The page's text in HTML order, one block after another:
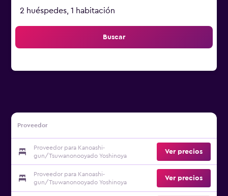
2 huéspedes, 1 habitación
Buscar
Proveedor
Proveedor para Kanoashi-
gun/Tsuwanonooyado Yoshinoya
Ver precios
Proveedor para Kanoashi-
gun/Tsuwanonooyado Yoshinoya
Ver precios